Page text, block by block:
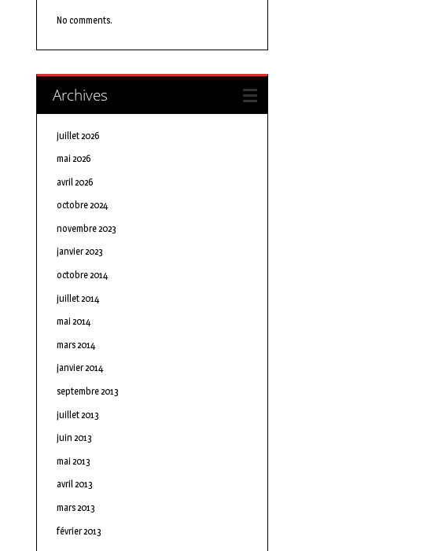
No comments.
Archives
juillet 2026
mai 2026
avril 2026
octobre 2024
novembre 2023
janvier 2023
octobre 2014
juillet 2014
mai 2014
mars 2014
janvier 2014
septembre 2013
juillet 2013
juin 2013
mai 2013
avril 2013
mars 2013
février 2013